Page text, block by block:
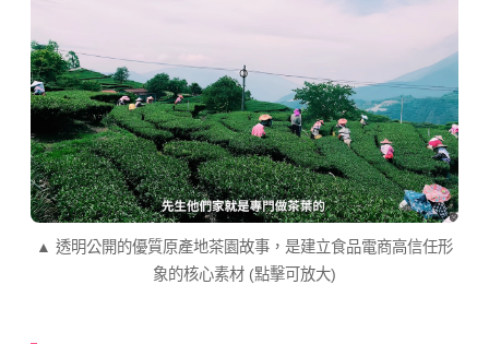
▲ 透明公開的優質原產地茶園故事，是建立食品電商高信任形
象的核心素材 (點擊可放大)